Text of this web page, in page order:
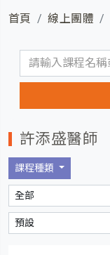
首頁 線上團體
許添盛醫師
課程種類